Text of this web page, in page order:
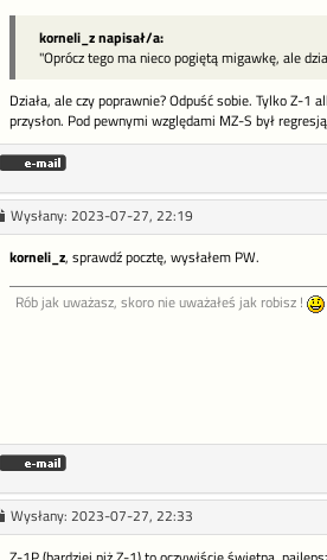
korneli_z napisał/a:
"Oprócz tego ma nieco pogiętą migawkę, ale
Działa, ale czy poprawnie? Odpuść sobie. Tylko Z-
przysłon. Pod pewnymi względami MZ-S był
Wysłany: 2023-07-27, 22:19
korneli_z, sprawdź pocztę, wysłałem PW.
Rób jak uważasz, skoro nie uważałeś jak robisz !
Wysłany: 2023-07-27, 22:33